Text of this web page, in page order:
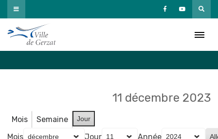
Passer
au
contenu
11 décembre 2023
Mois Semaine Jour
Mois Jour
Année